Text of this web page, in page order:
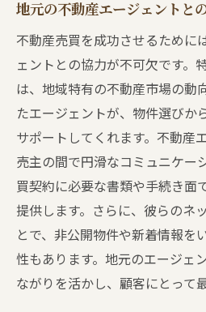
地元の不動産エージェントと
不動産売買を成功させるために
ェントとの協力が不可欠です。
は、地域特有の不動産市場の動
たエージェントが、物件選びか
サポートしてくれます。不動産
売主の間で円滑なコミュニケー
買契約に必要な書類や手続き面
提供します。さらに、彼らのネ
とで、非公開物件や新着情報を
性もあります。地元のエージェ
ながりを活かし、顧客にとって